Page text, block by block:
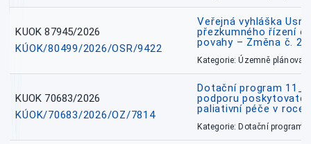
KUOK 87945/2026
KÚOK/80499/2026/OSR/9422
Veřejná vyhláška
přezkumného řízení
povahy – Změna č. 2
Kategorie: Územně
KUOK 70683/2026
KÚOK/70683/2026/OZ/7814
Dotační program
podporu
paliativní péče v roce
Kategorie: Dotační